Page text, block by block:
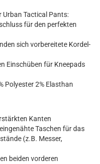
Tactical Pants:
für den perfekten
sich vorbereitete Kordel-
Einschüben für Kneepads
Polyester 2% Elasthan
Kanten
Taschen für das
(z.B. Messer,
beiden vorderen